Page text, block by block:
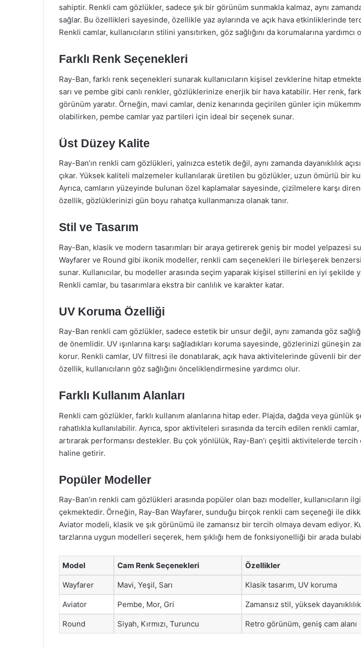
sahiptir. Renkli cam gözlükler, sadece şık bir görünüm sunmakla kalmaz, aynı
sağlar. Bu özellikleri sayesinde, özellikle yaz aylarında ve açık hava etkinliklerinde
Renkli camlar, kullanıcıların stilini yansıtırken, göz sağlığını da korumalarına yardımcı
Farklı Renk Seçenekleri
Ray-Ban, farklı renk seçenekleri sunarak kullanıcıların kişisel zevklerine hitap
sarı ve pembe gibi canlı renkler, gözlüklerinize enerjik bir hava katabilir. Her renk,
görünüm yaratır. Örneğin, mavi camlar, deniz kenarında geçirilen günler için
olabilirken, pembe camlar yaz partileri için ideal bir seçenek sunar.
Üst Düzey Kalite
Ray-Ban’ın renkli cam gözlükleri, yalnızca estetik değil, aynı zamanda dayanıklılık
çıkar. Yüksek kaliteli malzemeler kullanılarak üretilen bu gözlükler, uzun ömürlü bir
Ayrıca, camların yüzeyinde bulunan özel kaplamalar sayesinde, çizilmelere karşı
özellik, gözlüklerinizi gün boyu rahatça kullanmanıza olanak tanır.
Stil ve Tasarım
Ray-Ban, klasik ve modern tasarımları bir araya getirerek geniş bir model yelpazesi
Wayfarer ve Round gibi ikonik modeller, renkli cam seçenekleri ile birleşerek
sunar. Kullanıcılar, bu modeller arasında seçim yaparak kişisel stillerini en iyi şekilde
Renkli camlar, bu tasarımlara ekstra bir canlılık ve karakter katar.
UV Koruma Özelliği
Ray-Ban renkli cam gözlükler, sadece estetik bir unsur değil, aynı zamanda göz
de önemlidir. UV ışınlarına karşı sağladıkları koruma sayesinde, gözlerinizi güneşin
korur. Renkli camlar, UV filtresi ile donatılarak, açık hava aktivitelerinde güvenli bir
özellik, kullanıcıların göz sağlığını önceliklendirmesine yardımcı olur.
Farklı Kullanım Alanları
Renkli cam gözlükler, farklı kullanım alanlarına hitap eder. Plajda, dağda veya günlük
rahatlıkla kullanılabilir. Ayrıca, spor aktiviteleri sırasında da tercih edilen renkli
artırarak performansı destekler. Bu çok yönlülük, Ray-Ban’ı çeşitli aktivitelerde
haline getirir.
Popüler Modeller
Ray-Ban’ın renkli cam gözlükleri arasında popüler olan bazı modeller, kullanıcıların
çekmektedir. Örneğin, Ray-Ban Wayfarer, sunduğu birçok renkli cam seçeneği ile
Aviator modeli, klasik ve şık görünümü ile zamansız bir tercih olmaya devam ediyor.
tarzlarına uygun modelleri seçerek, hem şıklığı hem de fonksiyonelliği bir arada
Model Cam Renk Seçenekleri Özellikler
Wayfarer Mavi, Yeşil, Sarı Klasik tasarım, UV koruma
Aviator Pembe, Mor, Gri Zamansız stil, yüksek dayanıklılık
Round Siyah, Kırmızı, Turuncu Retro görünüm, geniş cam alanı